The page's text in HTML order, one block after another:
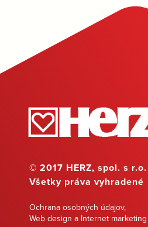
© 2017 HERZ, spol. s r.o.
Všetky práva vyhradené
Ochrana osobných údajov,
Web design a Internet marketing